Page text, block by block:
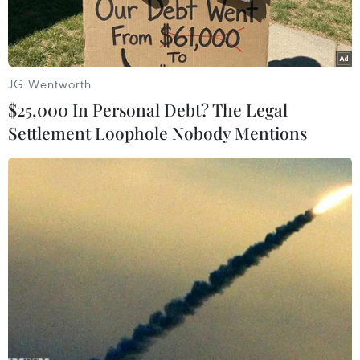
Binh sỹ Hàn Quốc. (Ảnh minh họa: AFP/TTXVN)
Báo Dong-A Ilbo ngày 22/9 đưa tin Văn phòng
Công tố Jeonju đã truy tố ông A - một đối tượng
cho vay nặng lãi vì tội danh vi phạm Đạo luật
bảo vệ bí mật quân sự.
JG Wentworth
$25,000 In Personal Debt? The Legal
Settlement Loophole Nobody Mentions